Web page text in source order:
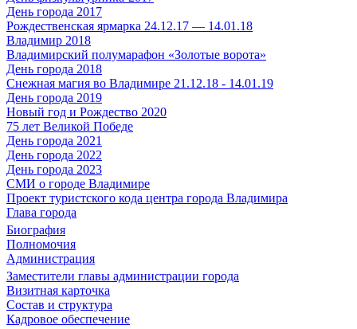
День города 2017
Рождественская ярмарка 24.12.17 — 14.01.18
Владимир 2018
Владимирский полумарафон «Золотые ворота»
День города 2018
Снежная магия во Владимире 21.12.18 - 14.01.19
День города 2019
Новый год и Рождество 2020
75 лет Великой Победе
День города 2021
День города 2022
День города 2023
СМИ о городе Владимире
Проект туристского кода центра города Владимира
Глава города
Биография
Полномочия
Администрация
Заместители главы администрации города
Визитная карточка
Состав и структура
Кадровое обеспечение